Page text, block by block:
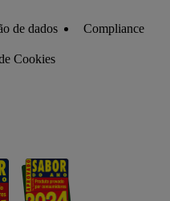
de dados Compliance
Cookies